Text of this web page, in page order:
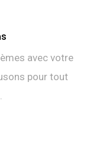
avec votre
pour tout